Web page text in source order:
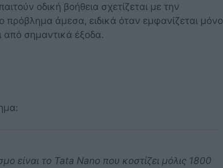
οδική βοήθεια σχετίζεται με την
πρόβλημα άμεσα, ειδικά όταν εμφανίζεται μόνο
από σημαντικά έξοδα.
είναι το Tata Nano που κοστίζει μόλις 1800